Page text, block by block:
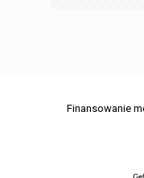
Finansowanie